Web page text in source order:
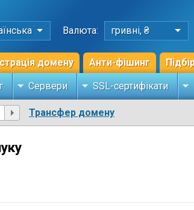
Валюта: гривні, ₴
домену Анти-фішинг
Сервери SSL-сертифікати
Трансфер домену